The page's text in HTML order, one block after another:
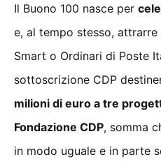
Il Buono 100 nasce per
e, al tempo stesso,
Smart o Ordinari di Poste
sottoscrizione CDP
milioni di euro a tre
Fondazione CDP, somma
in modo uguale e in parte